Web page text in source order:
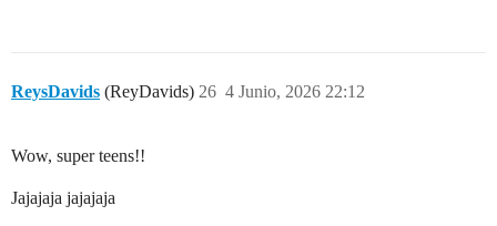
ReysDavids (ReyDavids) 4 Junio, 2026 22:12
26
Wow, super teens!!
Jajajaja jajajaja